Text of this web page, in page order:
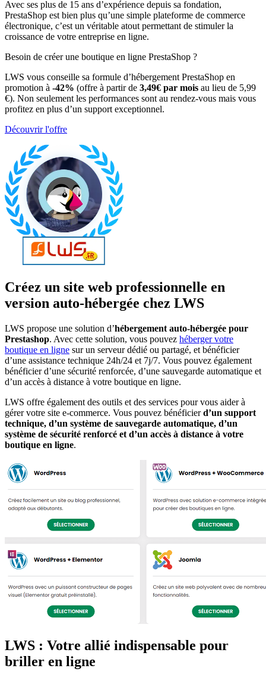
Avec ses plus de 15 ans d’expérience depuis sa fondation,
PrestaShop est bien plus qu’une simple plateforme de commerce
électronique, c’est un véritable atout permettant de stimuler la
croissance de votre entreprise en ligne.
Besoin de créer une boutique en ligne PrestaShop ?
LWS vous conseille sa formule d’hébergement PrestaShop en
promotion à -42% (offre à partir de 3,49€ par mois au lieu de 5,99
€). Non seulement les performances sont au rendez-vous mais vous
profitez en plus d’un support exceptionnel.
Découvrir l'offre
Créez un site web professionnelle en
version auto-hébergée chez LWS
LWS propose une solution d’hébergement auto-hébergée pour
Prestashop. Avec cette solution, vous pouvez héberger votre
boutique en ligne sur un serveur dédié ou partagé, et bénéficier
d’une assistance technique 24h/24 et 7j/7. Vous pouvez également
bénéficier d’une sécurité renforcée, d’une sauvegarde automatique et
d’un accès à distance à votre boutique en ligne.
LWS offre également des outils et des services pour vous aider à
gérer votre site e-commerce. Vous pouvez bénéficierd’un support
technique, d’un système de sauvegarde automatique, d’un
système de sécurité renforcé et d’un accès à distance à votre
boutique en ligne.
LWS : Votre allié indispensable pour
briller en ligne